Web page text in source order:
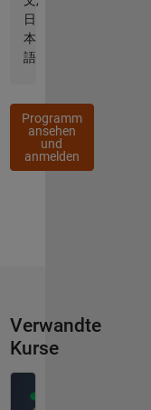
日
本
語
Programm
ansehen
und
anmelden
Verwandte
Kurse